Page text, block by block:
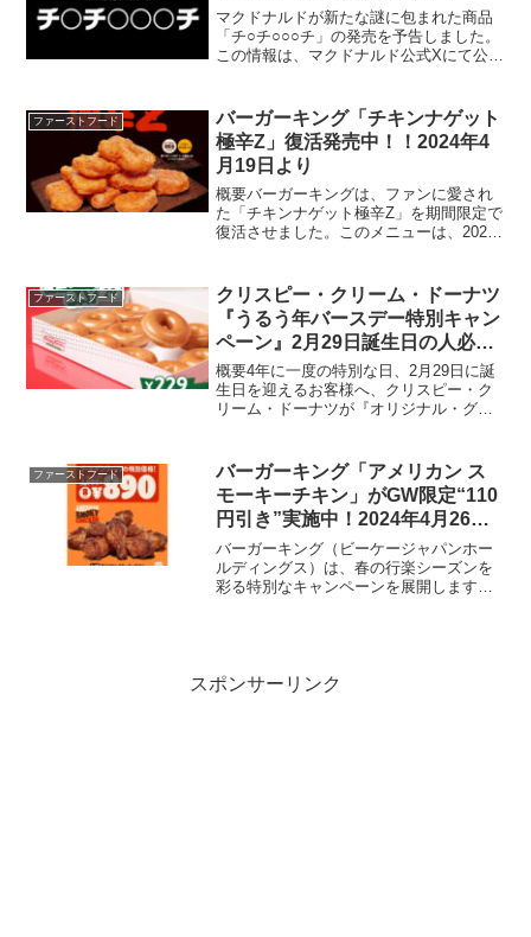
マクドナルドが新たな謎に包まれた商品
「チ○チ○○○チ」の発売を予告しました。
この情報は、マクドナルド公式Xにて公開
す。新商品の謎発売予告公式からの投稿
は、具体的な商...
ファーストフード
バーガーキング「チキンナゲット
極辛Z」復活発売中！！2024年4
月19日より
概要バーガーキングは、ファンに愛され
た「チキンナゲット極辛Z」を期間限定で
復活させました。このメニューは、2024
ナゲット極辛Z価格:5ピース: 270円8ピー
ス:...
ファーストフード
クリスピー・クリーム・ドーナツ
『うるう年バースデー特別キャン
ペーン』2月29日誕生日の人必
見！『オリジナル・グレーズド®
ダズン』229円
概要4年に一度の特別な日、2月29日に誕
生日を迎えるお客様へ、クリスピー・ク
リーム・ドーナツが『オリジナル・グレ
の日だけの特別なお祝いを、ぜひ当店で
お楽しみくださ...
ファーストフード
バーガーキング「アメリカン ス
モーキーチキン」がGW限定“110
円引き”実施中！2024年4月26日
～5月9日販売
バーガーキング（ビーケージャパンホー
ルディングス）は、春の行楽シーズンを
彩る特別なキャンペーンを展開します。
スポンサーリンク